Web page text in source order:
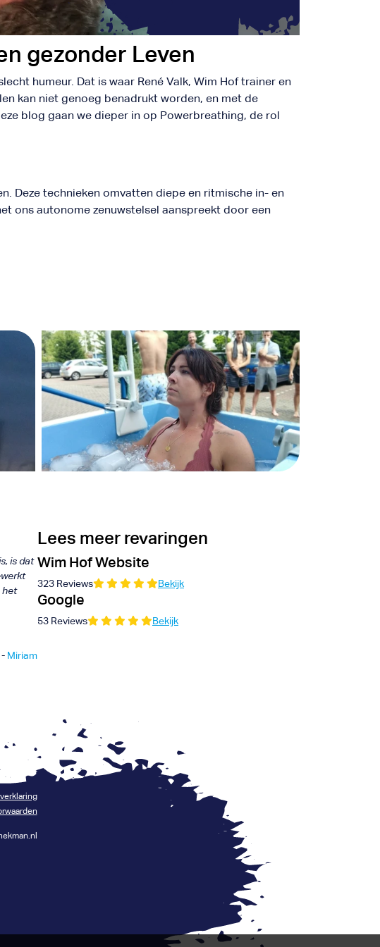
gezonder Leven
humeur. Dat is waar René Valk, Wim Hof trainer en
kan niet genoeg benadrukt worden, en met de
blog gaan we dieper in op Powerbreathing, de rol
Deze technieken omvatten diepe en ritmische in- en
ons autonome zenuwstelsel aanspreekt door een
is dat
het
- Miriam
Lees meer revaringen
Wim Hof Website
323 Reviews Bekijk
Google
53 Reviews Bekijk